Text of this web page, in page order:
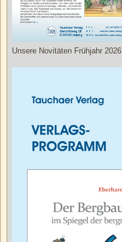
Unsere Novitäten Frühjahr 2026.